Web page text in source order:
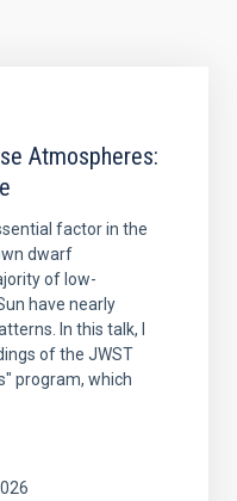
Atmospheres:
factor in the
dwarf
of low-
have nearly
In this talk, I
of the JWST
program, which